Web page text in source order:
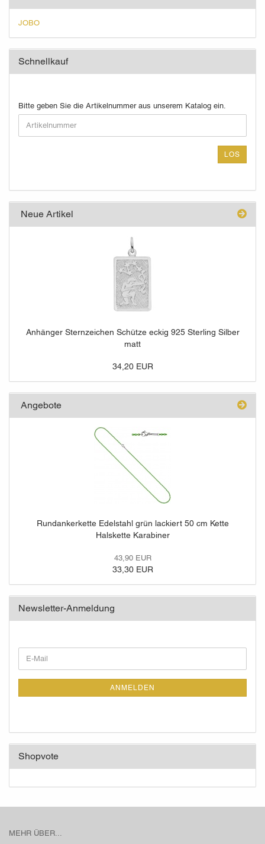
JOBO
Schnellkauf
BITTE
GEBEN
SIE
DIE
EIN.
Bitte geben Sie die Artikelnummer aus unserem Katalog ein.
LOS
Neue Artikel
Anhänger Sternzeichen Schütze eckig 925 Sterling Silber
matt
34,20 EUR
Angebote
Rundankerkette Edelstahl grün lackiert 50 cm Kette
Halskette Karabiner
43,90 EUR
33,30 EUR
Newsletter-Anmeldung
ZUR
E-
Mail
ANMELDEN
Shopvote
MEHR ÜBER...